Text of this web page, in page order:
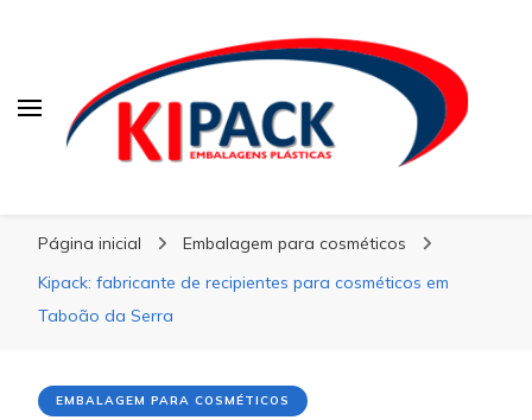
Página inicial
Embalagem para cosméticos
Kipack: fabricante de recipientes para cosméticos em
Taboão da Serra
EMBALAGEM PARA COSMÉTICOS